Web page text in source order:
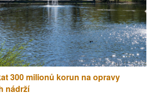
300 milionů korun na opravy
nádrží